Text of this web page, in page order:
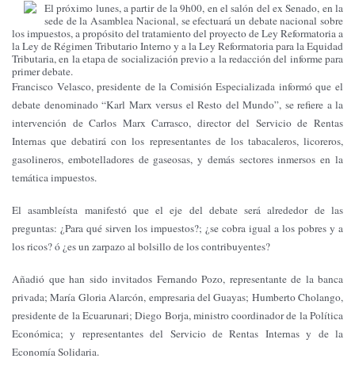
AGENDA
El próximo lunes, a partir de la 9h00, en el salón del ex Senado, en la
sede de la Asamblea Nacional, se efectuará un debate nacional sobre
los impuestos, a propósito del tratamiento del proyecto de Ley Reformatoria a
la Ley de Régimen Tributario Interno y a la Ley Reformatoria para la Equidad
Tributaria, en la etapa de socialización previo a la redacción del informe para
primer debate.
Francisco Velasco, presidente de la Comisión Especializada informó que el
debate denominado “Karl Marx versus el Resto del Mundo”, se refiere a la
intervención de Carlos Marx Carrasco, director del Servicio de Rentas
Internas que debatirá con los representantes de los tabacaleros, licoreros,
gasolineros, embotelladores de gaseosas, y demás sectores inmersos en la
temática impuestos.
El asambleísta manifestó que el eje del debate será alrededor de las
preguntas: ¿Para qué sirven los impuestos?; ¿se cobra igual a los pobres y a
los ricos? ó ¿es un zarpazo al bolsillo de los contribuyentes?
Añadió que han sido invitados Fernando Pozo, representante de la banca
privada; María Gloria Alarcón, empresaria del Guayas; Humberto Cholango,
presidente de la Ecuarunari; Diego Borja, ministro coordinador de la Política
Económica; y representantes del Servicio de Rentas Internas y de la
Economía Solidaria.